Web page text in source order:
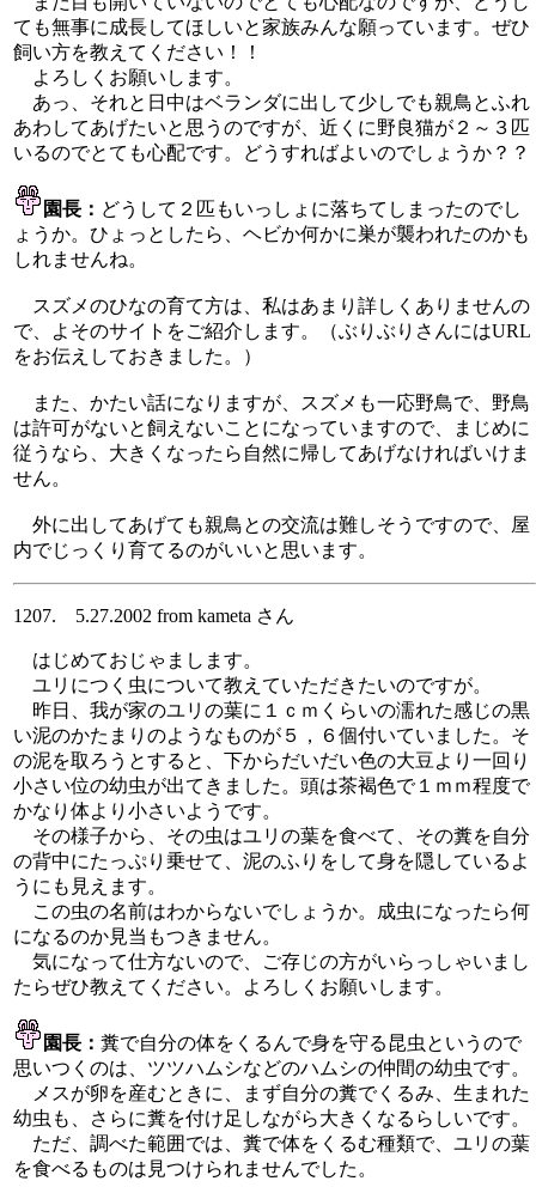
ても無事に成長してほしいと家族みんな願っています。ぜひ
飼い方を教えてください！！
よろしくお願いします。
あっ、それと日中はベランダに出して少しでも親鳥とふれ
あわしてあげたいと思うのですが、近くに野良猫が２～３匹
いるのでとても心配です。どうすればよいのでしょうか？？
園長： どうして２匹もいっしょに落ちてしまったのでし
ょうか。ひょっとしたら、ヘビか何かに巣が襲われたのかも
しれませんね。
スズメのひなの育て方は、私はあまり詳しくありませんの
で、よそのサイトをご紹介します。（ぶりぶりさんにはURL
をお伝えしておきました。）
また、かたい話になりますが、スズメも一応野鳥で、野鳥
は許可がないと飼えないことになっていますので、まじめに
従うなら、大きくなったら自然に帰してあげなければいけま
せん。
外に出してあげても親鳥との交流は難しそうですので、屋
内でじっくり育てるのがいいと思います。
1207. 5.27.2002 from kameta さん
はじめておじゃまします。
ユリにつく虫について教えていただきたいのですが。
昨日、我が家のユリの葉に１ｃｍくらいの濡れた感じの黒
い泥のかたまりのようなものが５，６個付いていました。そ
の泥を取ろうとすると、下からだいだい色の大豆より一回り
小さい位の幼虫が出てきました。頭は茶褐色で１ｍｍ程度で
かなり体より小さいようです。
その様子から、その虫はユリの葉を食べて、その糞を自分
の背中にたっぷり乗せて、泥のふりをして身を隠しているよ
うにも見えます。
この虫の名前はわからないでしょうか。成虫になったら何
になるのか見当もつきません。
気になって仕方ないので、ご存じの方がいらっしゃいまし
たらぜひ教えてください。よろしくお願いします。
園長： 糞で自分の体をくるんで身を守る昆虫というので
思いつくのは、ツツハムシなどのハムシの仲間の幼虫です。
メスが卵を産むときに、まず自分の糞でくるみ、生まれた
幼虫も、さらに糞を付け足しながら大きくなるらしいです。
ただ、調べた範囲では、糞で体をくるむ種類で、ユリの葉
を食べるものは見つけられませんでした。